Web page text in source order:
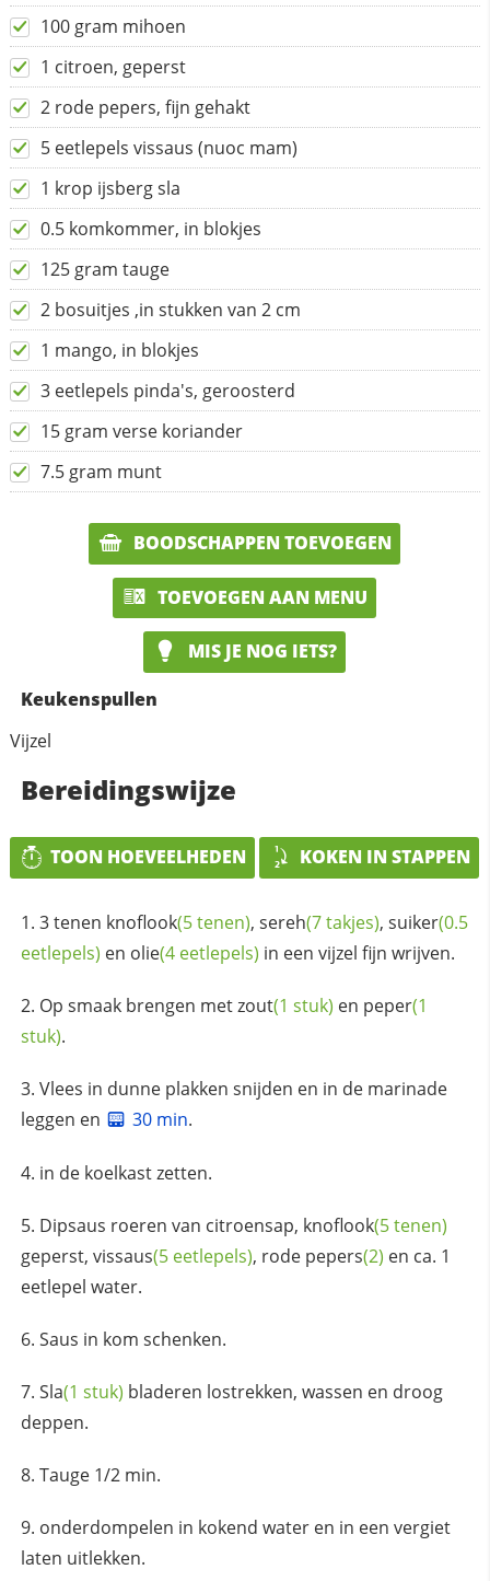
100 gram mihoen
1 citroen, geperst
2 rode pepers, fijn gehakt
5 eetlepels vissaus (nuoc mam)
1 krop ijsberg sla
0.5 komkommer, in blokjes
125 gram tauge
2 bosuitjes ,in stukken van 2 cm
1 mango, in blokjes
3 eetlepels pinda's, geroosterd
15 gram verse koriander
7.5 gram munt
BOODSCHAPPEN TOEVOEGEN
TOEVOEGEN AAN MENU
MIS JE NOG IETS?
Keukenspullen
Vijzel
Bereidingswijze
TOON HOEVEELHEDEN KOKEN IN STAPPEN
3 tenen knoflook(5 tenen), sereh(7 takjes), suiker(0.5
eetlepels) en olie(4 eetlepels) in een vijzel fijn wrijven.
Op smaak brengen metzout(1 stuk) en peper(1
stuk).
Vlees in dunne plakken snijden en in de marinade
leggen en
30 min.
in de koelkast zetten.
Dipsaus roeren van citroensap, knoflook(5 tenen)
geperst, vissaus(5 eetlepels), rode pepers(2) en ca. 1
eetlepel water.
Saus in kom schenken.
Sla(1 stuk) bladeren lostrekken, wassen en droog
deppen.
Tauge 1/2 min.
onderdompelen in kokend water en in een vergiet
laten uitlekken.